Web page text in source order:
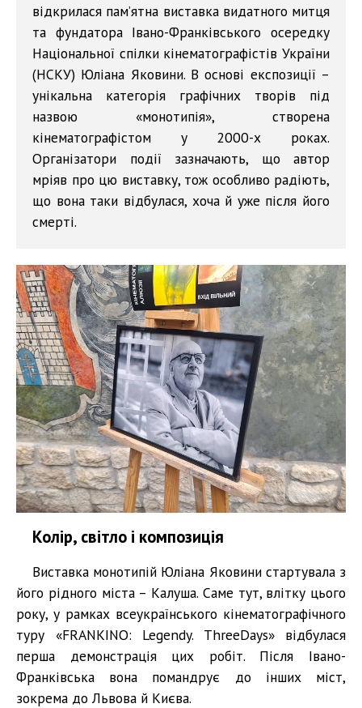
відкрилася пам’ятна виставка видатного митця
та фундатора Івано-Франківського осередку
Національної спілки кінематографістів України
(НСКУ) Юліана Яковини. В основі експозиції –
унікальна категорія графічних творів під
назвою «монотипія», створена
кінематографістом у 2000-х роках.
Організатори події зазначають, що автор
мріяв про цю виставку, тож особливо радіють,
що вона таки відбулася, хоча й уже після його
смерті.
Колір, світло і композиція
Виставка монотипій Юліана Яковини стартувала з
його рідного міста – Калуша. Саме тут, влітку цього
року, у рамках всеукраїнського кінематографічного
туру «FRANKINO: Legendy. ThreeDays» відбулася
перша демонстрація цих робіт. Після Івано-
Франківська вона помандрує до інших міст,
зокрема до Львова й Києва.